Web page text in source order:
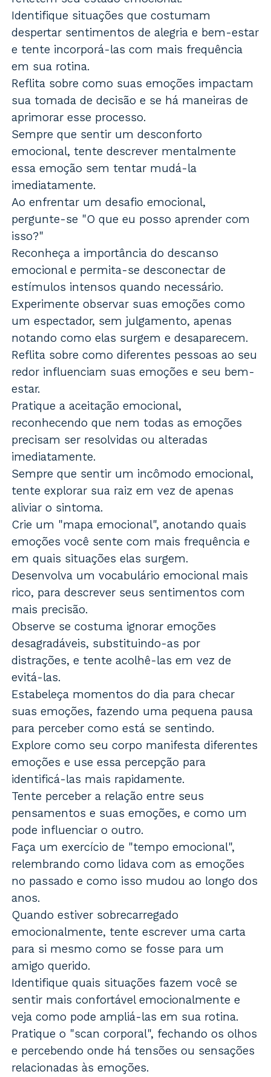
Identifique situações que costumam
despertar sentimentos de alegria e bem-estar
e tente incorporá-las com mais frequência
em sua rotina.
Reflita sobre como suas emoções impactam
sua tomada de decisão e se há maneiras de
aprimorar esse processo.
Sempre que sentir um desconforto
emocional, tente descrever mentalmente
essa emoção sem tentar mudá-la
imediatamente.
Ao enfrentar um desafio emocional,
pergunte-se "O que eu posso aprender com
isso?"
Reconheça a importância do descanso
emocional e permita-se desconectar de
estímulos intensos quando necessário.
Experimente observar suas emoções como
um espectador, sem julgamento, apenas
notando como elas surgem e desaparecem.
Reflita sobre como diferentes pessoas ao seu
redor influenciam suas emoções e seu bem-
estar.
Pratique a aceitação emocional,
reconhecendo que nem todas as emoções
precisam ser resolvidas ou alteradas
imediatamente.
Sempre que sentir um incômodo emocional,
tente explorar sua raiz em vez de apenas
aliviar o sintoma.
Crie um "mapa emocional", anotando quais
emoções você sente com mais frequência e
em quais situações elas surgem.
Desenvolva um vocabulário emocional mais
rico, para descrever seus sentimentos com
mais precisão.
Observe se costuma ignorar emoções
desagradáveis, substituindo-as por
distrações, e tente acolhê-las em vez de
evitá-las.
Estabeleça momentos do dia para checar
suas emoções, fazendo uma pequena pausa
para perceber como está se sentindo.
Explore como seu corpo manifesta diferentes
emoções e use essa percepção para
identificá-las mais rapidamente.
Tente perceber a relação entre seus
pensamentos e suas emoções, e como um
pode influenciar o outro.
Faça um exercício de "tempo emocional",
relembrando como lidava com as emoções
no passado e como isso mudou ao longo dos
anos.
Quando estiver sobrecarregado
emocionalmente, tente escrever uma carta
para si mesmo como se fosse para um
amigo querido.
Identifique quais situações fazem você se
sentir mais confortável emocionalmente e
veja como pode ampliá-las em sua rotina.
Pratique o "scan corporal", fechando os olhos
e percebendo onde há tensões ou sensações
relacionadas às emoções.